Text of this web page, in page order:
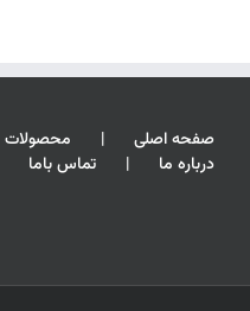
صفحه اصلی محصولات
درباره ما
تماس باما